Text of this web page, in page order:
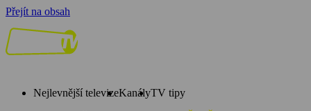
Přejít na obsah
Nejlevnější televizeKanályTV tipy